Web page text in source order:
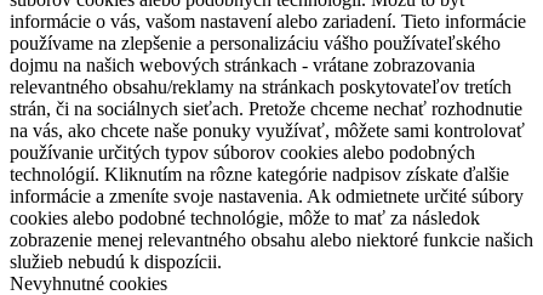
informácie o vás, vašom nastavení alebo zariadení. Tieto informácie
používame na zlepšenie a personalizáciu vášho používateľského
dojmu na našich webových stránkach - vrátane zobrazovania
relevantného obsahu/reklamy na stránkach poskytovateľov tretích
strán, či na sociálnych sieťach. Pretože chceme nechať rozhodnutie
na vás, ako chcete naše ponuky využívať, môžete sami kontrolovať
používanie určitých typov súborov cookies alebo podobných
technológií. Kliknutím na rôzne kategórie nadpisov získate ďalšie
informácie a zmeníte svoje nastavenia. Ak odmietnete určité súbory
cookies alebo podobné technológie, môže to mať za následok
zobrazenie menej relevantného obsahu alebo niektoré funkcie našich
služieb nebudú k dispozícii.
Nevyhnutné cookies